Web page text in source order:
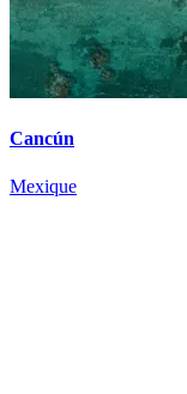
Cancún
Mexique